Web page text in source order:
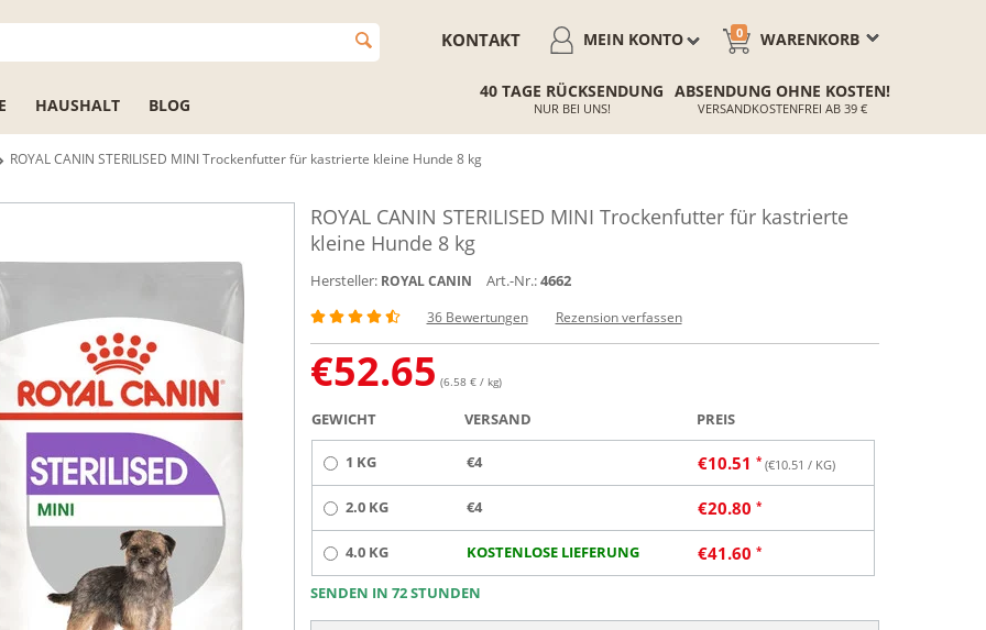
WARENKORB
0
MEIN KONTO
KONTAKT
HAUSHALT BLOG
40 TAGE RÜCKSENDUNG
NUR BEI UNS!
ABSENDUNG OHNE KOSTEN!
VERSANDKOSTENFREI AB 39 €
ROYAL CANIN STERILISED MINI Trockenfutter für kastrierte kleine Hunde 8 kg
ROYAL CANIN STERILISED MINI Trockenfutter für kastrierte
kleine Hunde 8 kg
Hersteller: ROYAL CANIN Art.-Nr.:4662
36 Bewertungen Rezension verfassen
€52.65 (6.58 € / kg)
GEWICHT VERSAND PREIS
1 KG €4 €10.51 (€10.51 / KG)
2.0 KG €4 €20.80
4.0 KG KOSTENLOSE LIEFERUNG €41.60
SENDEN IN 72 STUNDEN